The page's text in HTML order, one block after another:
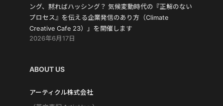
ング、黙ればハッシング？ 気候変動時代の『正解のない
プロセス』を伝える企業発信のあり方（Climate
Creative Cafe 23）」を開催します
2026年6月17日
ABOUT US
アーティクル株式会社